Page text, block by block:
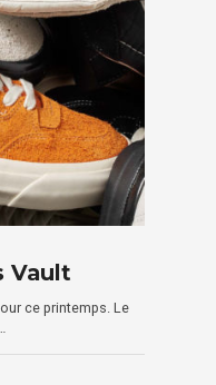
Vault
ce printemps. Le